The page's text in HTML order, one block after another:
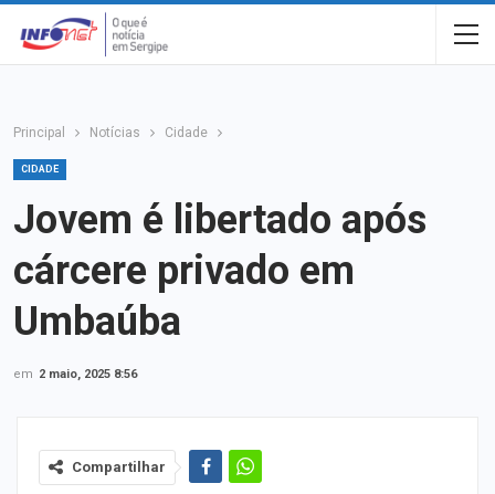
Principal Notícias Cidade
CIDADE
Jovem é libertado após
cárcere privado em
Umbaúba
em 2 maio, 2025 8:56
Compartilhar